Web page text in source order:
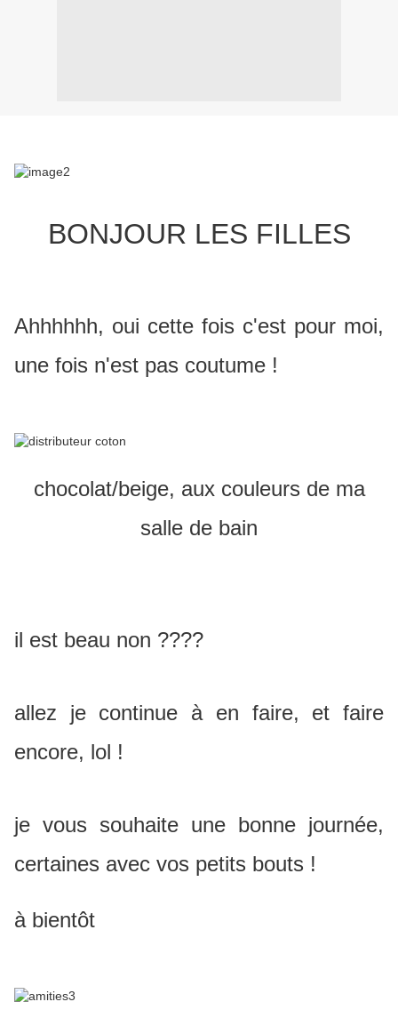
BONJOUR LES FILLES
Ahhhhhh, oui cette fois c'est pour moi,
une fois n'est pas coutume !
chocolat/beige, aux couleurs de ma
salle de bain
il est beau non ????
allez je continue à en faire, et faire
encore, lol !
je vous souhaite une bonne journée,
certaines avec vos petits bouts !
à bientôt